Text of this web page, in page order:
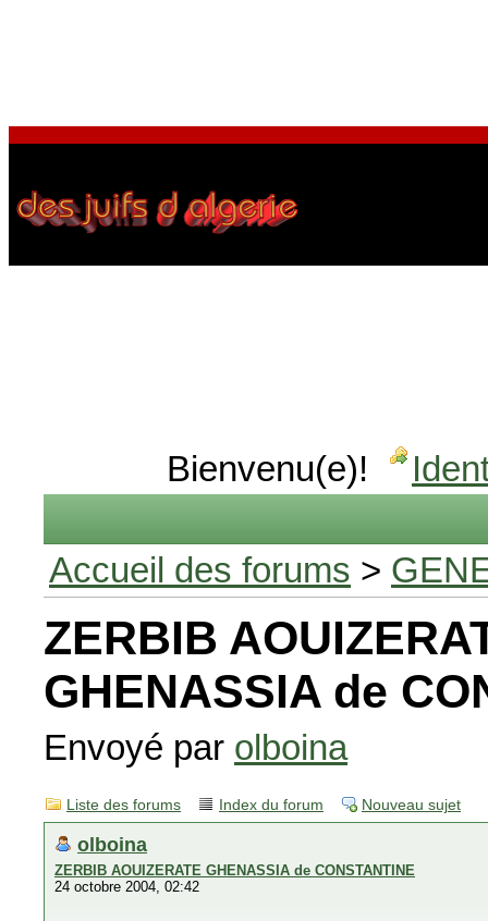
Bienvenu(e)!
Accueil des forums >
ZERBIB
GHENASSIA de
Envoyé par olboina
Liste des forums Index du forum Nouveau sujet
olboina
ZERBIB AOUIZERATE GHENASSIA de CONSTANTINE
24 octobre 2004, 02:42